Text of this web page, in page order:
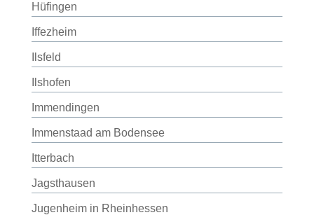
Hüfingen
Iffezheim
Ilsfeld
Ilshofen
Immendingen
Immenstaad am Bodensee
Itterbach
Jagsthausen
Jugenheim in Rheinhessen